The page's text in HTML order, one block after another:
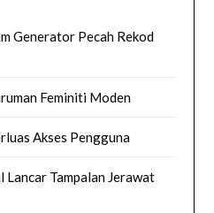
Generator Pecah Rekod
Feminiti Moden
Akses Pengguna
Lancar Tampalan Jerawat